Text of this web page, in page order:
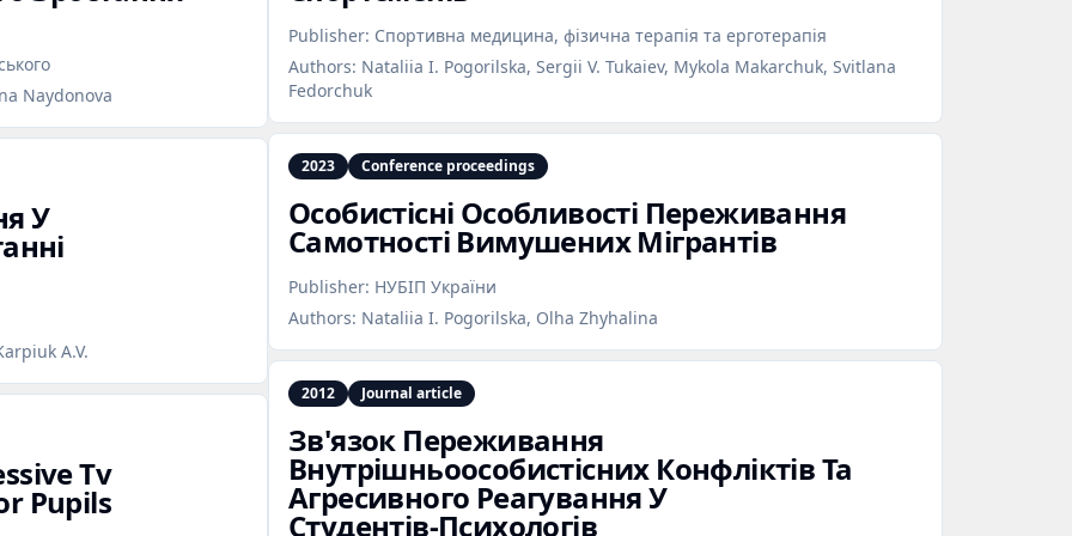
Naydonova
У
A.V.
Tv
Pupils
Publisher: Спортивна медицина, фізична терапія та ерготерапія
Authors: Nataliia I. Pogorilska, Sergii V. Tukaiev, Mykola Makarchuk, Svitlana
Fedorchuk
2023 Conference proceedings
Особистісні Особливості Переживання
Самотності Вимушених Мігрантів
Publisher: НУБІП України
Authors: Nataliia I. Pogorilska, Olha Zhyhalina
2012 Journal article
Зв'язок Переживання
Внутрішньоособистісних Конфліктів Та
Агресивного Реагування У
Студентів‑Психологів